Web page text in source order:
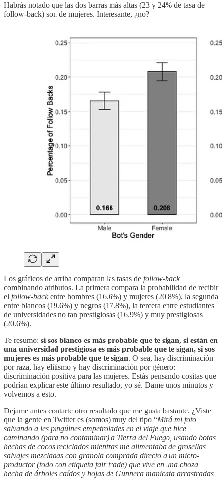
Habrás notado que las dos barras más altas (23 y 24% de tasa de
follow-back) son de mujeres. Interesante, ¿no?
Los gráficos de arriba comparan las tasas de follow-back
combinando atributos. La primera compara la probabilidad de recibir
el follow-backentre hombres (16.6%) y mujeres (20.8%), la segunda
entre blancos (19.6%) y negros (17.8%), la tercera entre estudiantes
de universidades no tan prestigiosas (16.9%) y muy prestigiosas
(20.6%).
Te resumo: si sos blanco es más probable que te sigan, si están en
una universidad prestigiosa es más probable que te sigan, si sos
mujeres es más probable que te sigan. O sea, hay discriminación
por raza, hay elitismo y hay discriminación por género:
discriminación positiva para las mujeres. Estás pensando cositas que
podrían explicar este último resultado, yo sé. Dame unos minutos y
volvemos a esto.
Dejame antes contarte otro resultado que me gusta bastante. ¿Viste
que la gente en Twitter es (somos) muy del tipo “Mirá mi foto
salvando a les pingüines empetrolades en el viaje que hice
caminando (para no contaminar) a Tierra del Fuego, usando botas
hechas de cocos reciclados mientras me alimentaba de grosellas
salvajes mezcladas con granola comprada directo a un micro-
productor (todo con etiqueta fair trade) que vive en una choza
hecha de árboles caídos y hojas de Gunnera manicata arrastradas